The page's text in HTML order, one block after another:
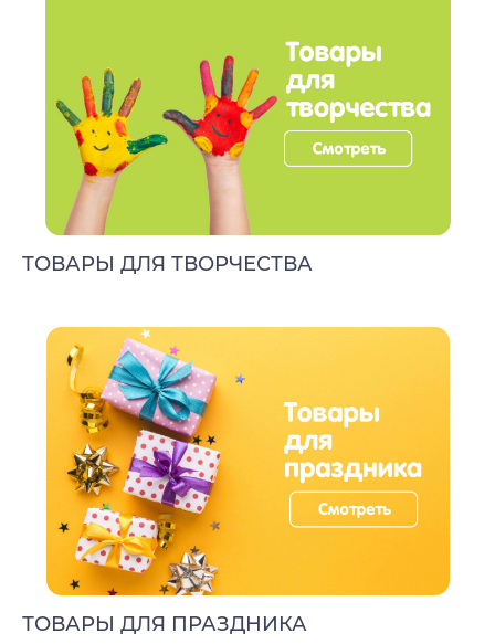
ТОВАРЫ ДЛЯ ТВОРЧЕСТВА
ТОВАРЫ ДЛЯ ПРАЗДНИКА